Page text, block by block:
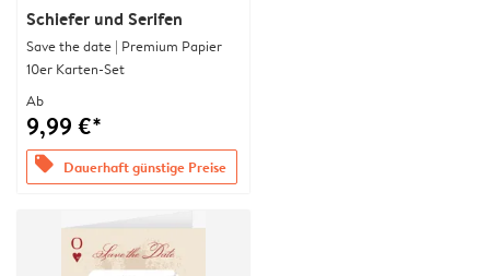
Schiefer und Serifen
Save the date | Premium Papier
10er Karten-Set
Ab
9,99 €*
offers Dauerhaft günstige Preise